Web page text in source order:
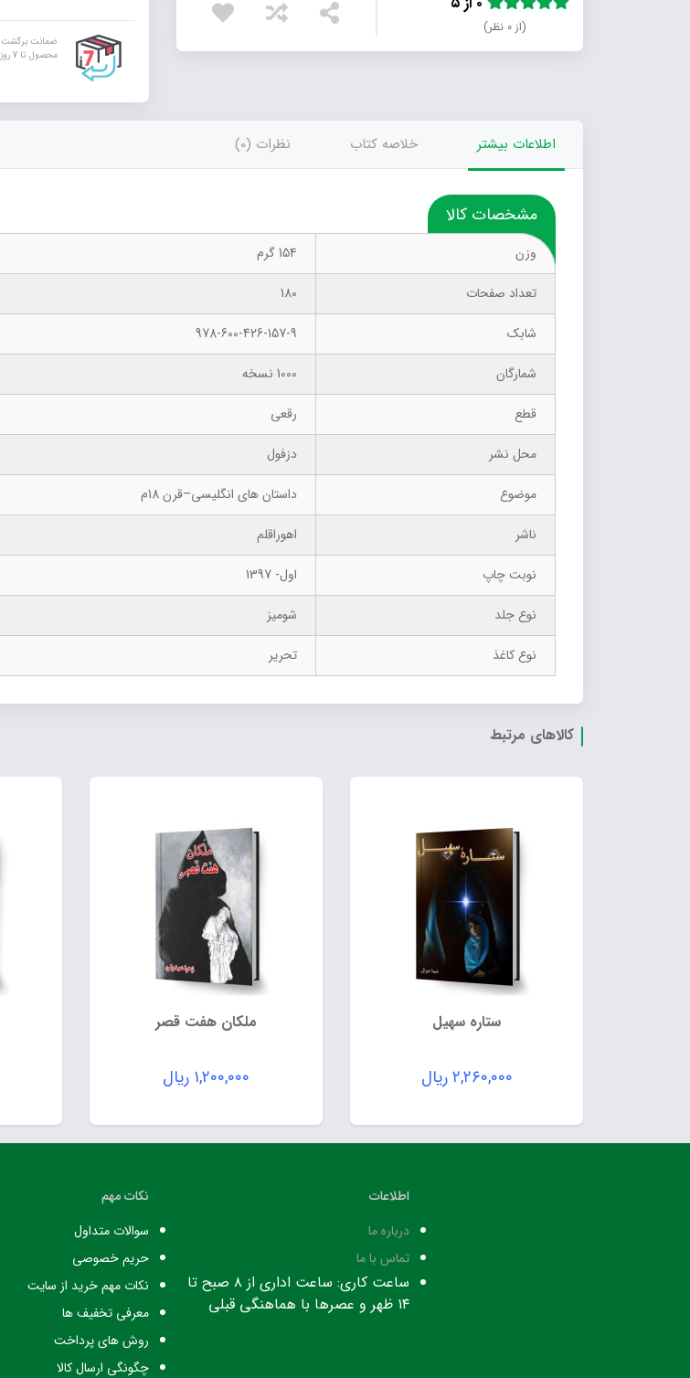
(از ۰ نظر)
ضمانت برگشت
محصول تا 7 روز
اطلاعات بیشتر خلاصه کتاب نظرات (0)
مشخصات کالا
وزن
154 گرم
تعداد صفحات
180
شابک
978-600-426-157-9
شمارگان
1000 نسخه
قطع
رقعی
محل نشر
دزفول
موضوع
داستان های انگلیسی–قرن 18م
ناشر
اهوراقلم
نوبت چاپ
اول- 1397
نوع جلد
شومیز
نوع کاغذ
تحریر
کالاهای مرتبط
ستاره سهیل
۲,۲۶۰,۰۰۰ریال
ملکان هفت قصر
۱,۲۰۰,۰۰۰ ریال
اطلاعات
درباره ما
تماس با ما
ساعت کاری: ساعت اداری از ۸ صبح تا
۱۴ ظهر و عصرها با هماهنگی قبلی
نکات مهم
سوالات متداول
حریم خصوصی
نکات مهم خرید از سایت
معرفی تخفیف ها
روش های پرداخت
چگونگی ارسال کالا